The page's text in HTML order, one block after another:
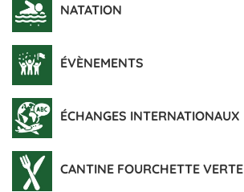
NATATION
ÉVÈNEMENTS
ÉCHANGES INTERNATIONAUX
CANTINE FOURCHETTE VERTE